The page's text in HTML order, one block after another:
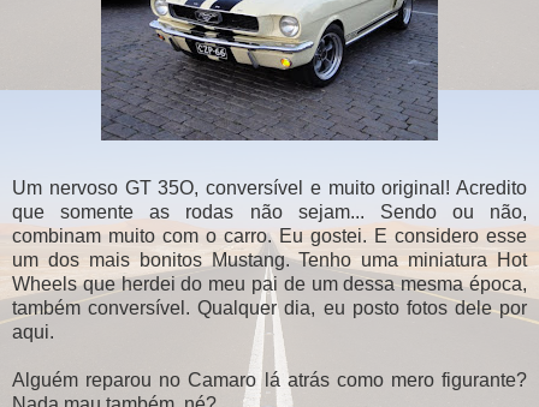
Um nervoso GT 35O, conversível e muito original! Acredito
que somente as rodas não sejam... Sendo ou não,
combinam muito com o carro. Eu gostei. E considero esse
um dos mais bonitos Mustang. Tenho uma miniatura Hot
Wheels que herdei do meu pai de um dessa mesma época,
também conversível. Qualquer dia, eu posto fotos dele por
aqui.
Alguém reparou no Camaro lá atrás como mero figurante?